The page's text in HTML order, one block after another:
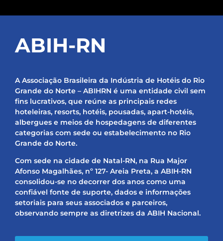
ABIH-RN
A Associação Brasileira da Indústria de Hotéis do Rio
Grande do Norte – ABIHRN é uma entidade civil sem
fins lucrativos, que reúne as principais redes
hoteleiras, resorts, hotéis, pousadas, apart-hotéis,
albergues e meios de hospedagens de diferentes
categorias com sede ou estabelecimento no Rio
Grande do Norte.
Com sede na cidade de Natal-RN, na Rua Major
Afonso Magalhães, nº 127- Areia Preta, a ABIH-RN
consolidou-se no decorrer dos anos como uma
confiável fonte de suporte, dados e informações
setoriais para seus associados e parceiros,
observando sempre as diretrizes da ABIH Nacional.